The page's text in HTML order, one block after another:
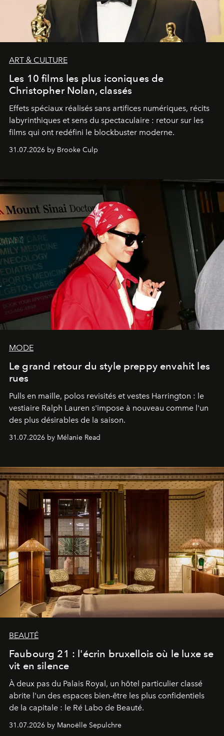
ART & CULTURE
Les 10 films les plus iconiques de
Christopher Nolan, classés
Effets spéciaux réalisés sans artifices numériques, récits
labyrinthiques et sens du spectaculaire : retour sur les
films qui ont redéfini le blockbuster moderne.
31.07.2026 by Brooke Culp
MODE
Le grand retour du style preppy envahit les
rues
Pulls en maille, polos revisités et vestes Harrington : le
vestiaire Ralph Lauren s'impose à nouveau comme l'un
des plus désirables de la saison.
31.07.2026 by Mélanie Read
BEAUTÉ
Faubourg 21 : l'écrin bruxellois où le luxe se
vit en silence
À deux pas du Palais Royal, un hôtel particulier classé
abrite l'un des espaces bien-être les plus confidentiels
de la capitale : le Ré Labo de Beauté.
31.07.2026 by Manoëlle Sepulchre